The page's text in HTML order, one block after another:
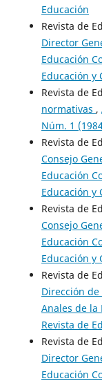
Educación
Revista de
Director
Educación
Educación y
Revista de
normativas ,
Núm. 1
Revista de
Consejo
Educación
Educación y
Revista de
Consejo
Educación
Educación y
Revista de
Dirección
Anales de la
Revista de
Revista de
Director
Educación